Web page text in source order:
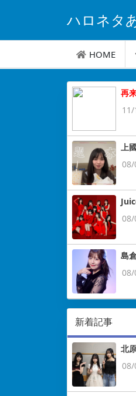
ハロネタ
HOME
再
上
08/
08/
島
08/
新着記事
北
08/